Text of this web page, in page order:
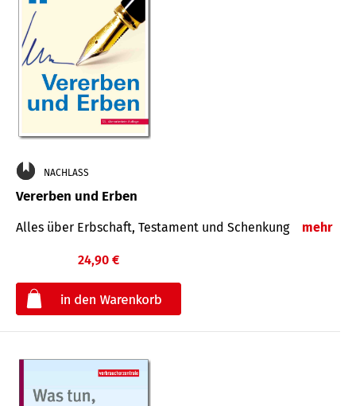
NACHLASS
Vererben und Erben
Alles über Erbschaft, Testament und Schenkung mehr
24,90 €